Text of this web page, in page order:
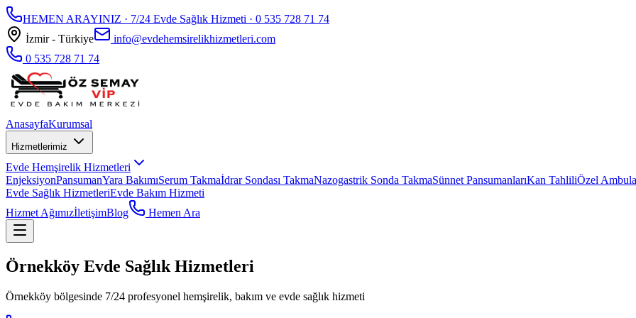
HEMEN ARAYINIZ · 7/24 Evde Sağlık Hizmeti · 0 535 728 71 74
İzmir - Türkiye
info@evdehemsirelikhizmetleri.com
0 535 728 71 74
AnasayfaKurumsal
Hizmetlerimiz
Evde Hemşirelik Hizmetleri
EnjeksiyonPansumanYara BakımıSerum Takmaİdrar Sondası TakmaNazogastrik Sonda TakmaSünnet PansumanlarıKan TahliliÖzel
Evde Sağlık HizmetleriEvde Bakım Hizmeti
Hizmet AğımızİletişimBlog Hemen Ara
Örnekköy Evde Sağlık Hizmetleri
Örnekköy bölgesinde 7/24 profesyonel hemşirelik, bakım ve evde sağlık hizmeti